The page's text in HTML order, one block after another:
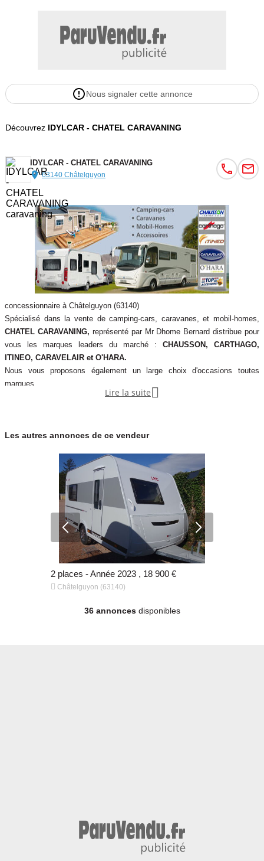
Nous signaler cette annonce
Découvrez IDYLCAR - CHATEL CARAVANING
IDYLCAR - CHATEL CARAVANING
63140 Châtelguyon
concessionnaire à Châtelguyon (63140)
Spécialisé dans la vente de camping-cars, caravanes, et mobil-homes,
CHATEL CARAVANING, représenté par Mr Dhome Bernard distribue pour
vous les marques leaders du marché : CHAUSSON, CARTHAGO,
ITINEO, CARAVELAIR et O'HARA.
Nous vous proposons également un large choix d'occasions toutes
marques.
L'ensemble de nos modèles est disponible avec un financement
Vous pourrez aussi découvrir, grâce à nos conseils, les dernières
ou caravane dans notre boutique TOP ACCESSOIRES.
Lire la suite 
Les autres annonces de ce vendeur
2 places - Année 2023 , 18 900 €
 Châtelguyon (63140)
36 annoncesdisponibles